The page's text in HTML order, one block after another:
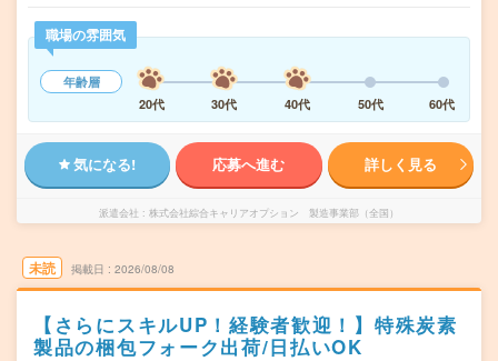
職場の雰囲気
年齢層
20代
30代 40代 50代 60代
気になる! 応募へ進む 詳しく見る
派遣会社 株式会社綜合キャリアオプション 製造事業部（全国）
未読 掲載日 2026/08/08
【さらにスキルUP！経験者歓迎！】特殊炭素
製品の梱包フォーク出荷/日払いOK